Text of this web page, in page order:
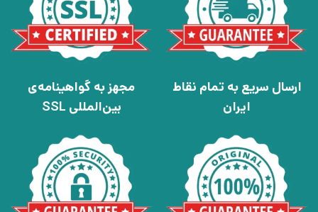
ارسال سریع به تمام نقاط
ایران
مجهز به گواهینامه‌ی
بین‌المللی SSL